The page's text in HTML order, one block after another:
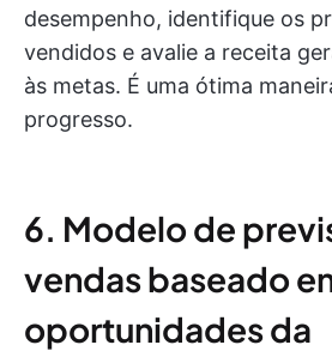
desempenho, identifique os
vendidos e avalie a receita
às metas. É uma ótima
progresso.
6. Modelo de
vendas baseado
oportunidades da